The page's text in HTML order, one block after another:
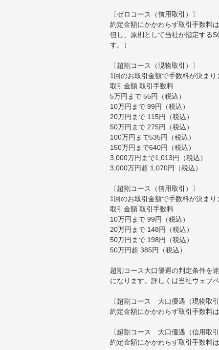
〔ゼロコース（信用取引）〕
約定金額にかかわらず取引手数料
但し、原則として当社が指定する
す。）
〔超割コース（現物取引）〕
1回のお取引金額で手数料が決まり
取引金額 取引手数料
5万円まで 55円（税込）
10万円まで 99円（税込）
20万円まで 115円（税込）
50万円まで 275円（税込）
100万円まで535円（税込）
150万円まで640円（税込）
3,000万円まで1,013円（税込）
3,000万円超 1,070円（税込）
〔超割コース（信用取引）〕
1回のお取引金額で手数料が決まり
取引金額 取引手数料
10万円まで 99円（税込）
20万円まで 148円（税込）
50万円まで 198円（税込）
50万円超 385円（税込）
超割コース大口優遇の判定条件を
になります。詳しくは当社ウェブ
〔超割コース 大口優遇（現物取
約定金額にかかわらず取引手数料
〔超割コース 大口優遇（信用取
約定金額にかかわらず取引手数料